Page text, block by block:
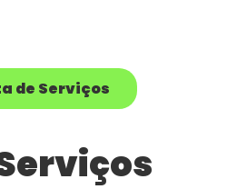
de Serviços